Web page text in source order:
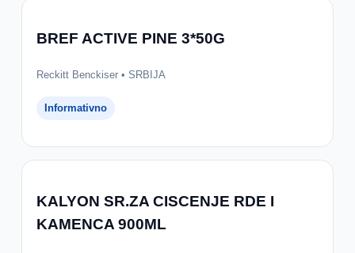
BREF ACTIVE PINE 3*50G
Reckitt Benckiser • SRBIJA
Informativno
KALYON SR.ZA CISCENJE RDE I
KAMENCA 900ML